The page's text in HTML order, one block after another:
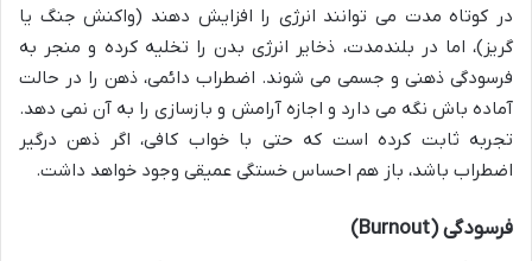
در کوتاه مدت می توانند انرژی را افزایش دهند (واکنش جنگ یا
گریز)، اما در بلندمدت، ذخایر انرژی بدن را تخلیه کرده و منجر به
فرسودگی ذهنی و جسمی می شوند. اضطراب دائمی، ذهن را در حالت
آماده باش نگه می دارد و اجازه آرامش و بازسازی را به آن نمی دهد.
تجربه ثابت کرده است که حتی با خواب کافی، اگر ذهن درگیر
اضطراب باشد، باز هم احساس خستگی عمیقی وجود خواهد داشت.
فرسودگی (Burnout)